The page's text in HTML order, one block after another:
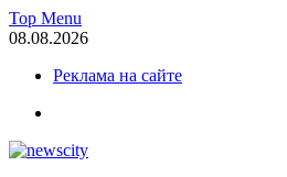
Skip
to
Top Menu
08.08.2026
Реклама на сайте